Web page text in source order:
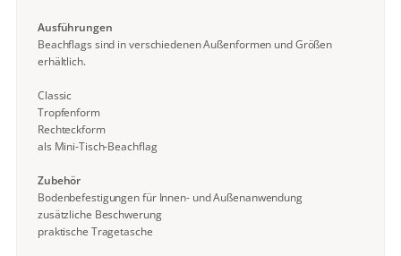
Ausführungen
Beachflags sind in verschiedenen Außenformen und Größen
erhältlich.
Classic
Tropfenform
Rechteckform
als Mini-Tisch-Beachflag
Zubehör
Bodenbefestigungen für Innen- und Außenanwendung
zusätzliche Beschwerung
praktische Tragetasche